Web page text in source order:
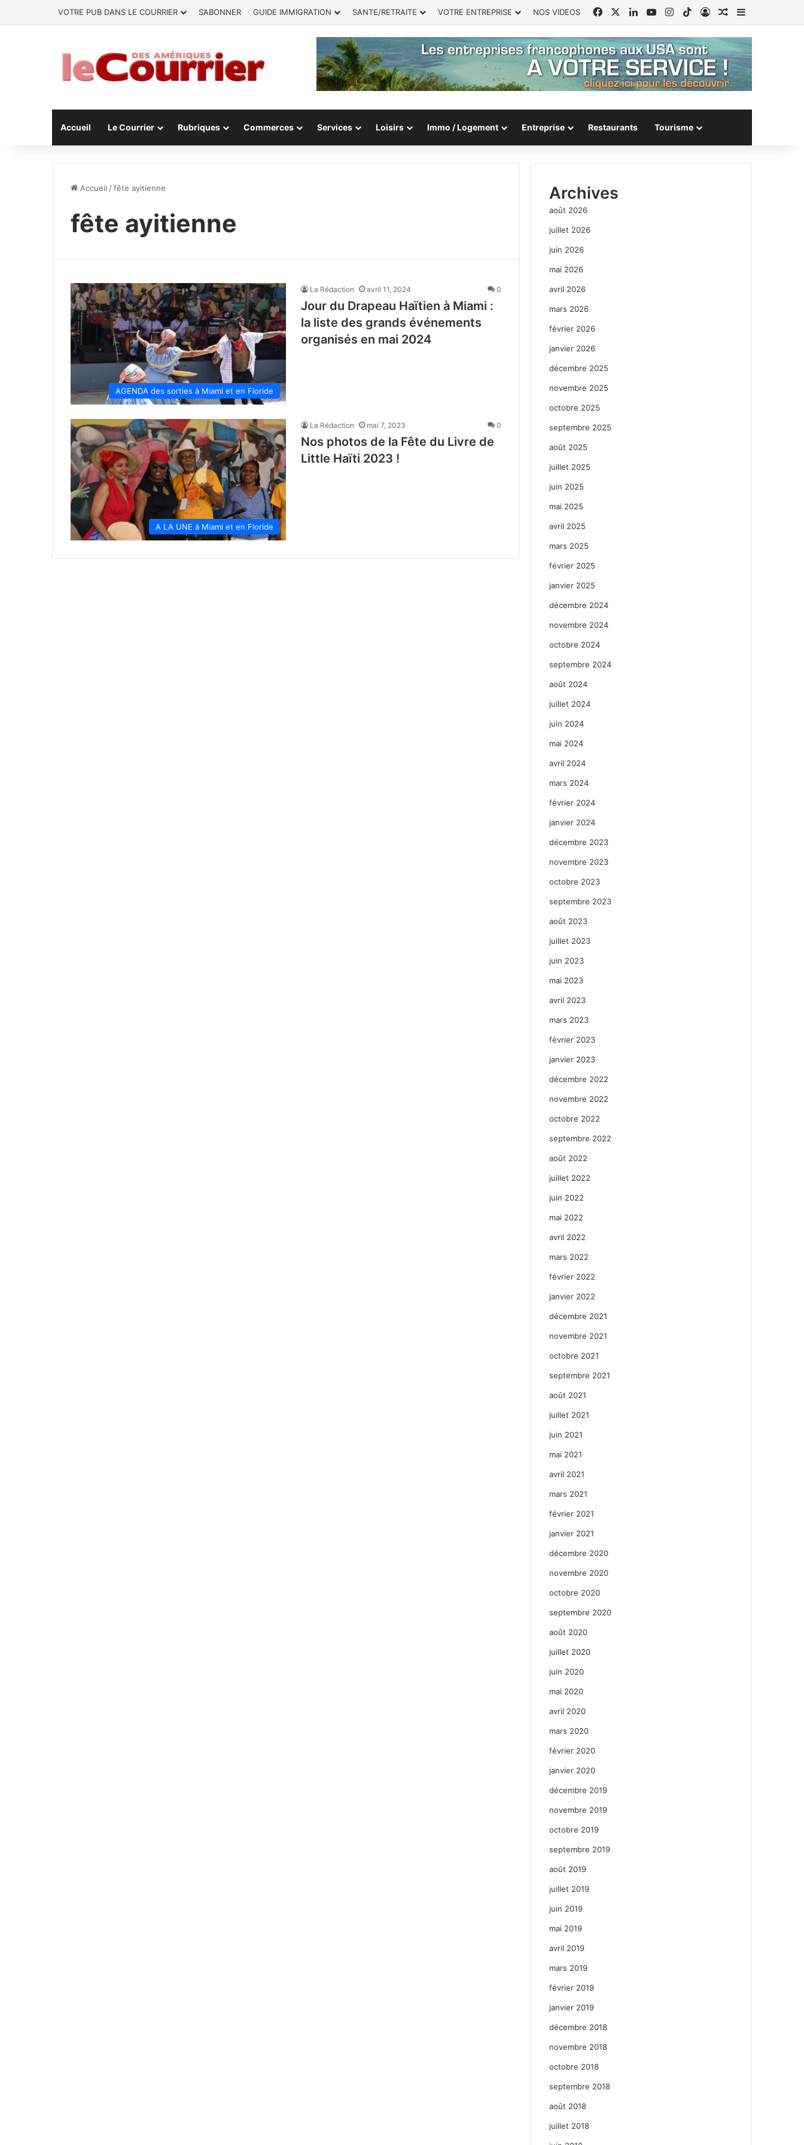
VOTRE PUB DANS LE COURRIER S’ABONNER GUIDE IMMIGRATION SANTE/RETRAITE VOTRE ENTREPRISE NOS VIDEOS FacebookLinkedinYouTubeInstagram
TikTokConnexion
Article Aléatoire
Sidebar
Accueil Le Courrier Rubriques Commerces Services Loisirs Immo / Logement Entreprise Restaurants Tourisme
Accueil /fête ayitienne
fête ayitienne
AGENDA des sorties à Miami et en Floride
La Rédaction avril 11, 2024 0
Jour du Drapeau Haïtien à Miami :
la liste des grands événements
organisés en mai 2024
A LA UNE à Miami et en Floride
La Rédaction mai 7, 2023 0
Nos photos de la Fête du Livre de
Little Haïti 2023 !
Archives
août 2026
juillet 2026
juin 2026
mai 2026
avril 2026
mars 2026
février 2026
janvier 2026
décembre 2025
novembre 2025
octobre 2025
septembre 2025
août 2025
juillet 2025
juin 2025
mai 2025
avril 2025
mars 2025
février 2025
janvier 2025
décembre 2024
novembre 2024
octobre 2024
septembre 2024
août 2024
juillet 2024
juin 2024
mai 2024
avril 2024
mars 2024
février 2024
janvier 2024
décembre 2023
novembre 2023
octobre 2023
septembre 2023
août 2023
juillet 2023
juin 2023
mai 2023
avril 2023
mars 2023
février 2023
janvier 2023
décembre 2022
novembre 2022
octobre 2022
septembre 2022
août 2022
juillet 2022
juin 2022
mai 2022
avril 2022
mars 2022
février 2022
janvier 2022
décembre 2021
novembre 2021
octobre 2021
septembre 2021
août 2021
juillet 2021
juin 2021
mai 2021
avril 2021
mars 2021
février 2021
janvier 2021
décembre 2020
novembre 2020
octobre 2020
septembre 2020
août 2020
juillet 2020
juin 2020
mai 2020
avril 2020
mars 2020
février 2020
janvier 2020
décembre 2019
novembre 2019
octobre 2019
septembre 2019
août 2019
juillet 2019
juin 2019
mai 2019
avril 2019
mars 2019
février 2019
janvier 2019
décembre 2018
novembre 2018
octobre 2018
septembre 2018
août 2018
juillet 2018